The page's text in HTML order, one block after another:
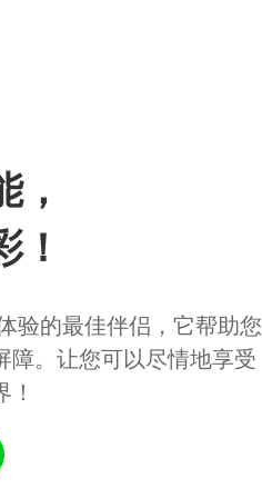
验的最佳伴侣，它帮助您
障。让您可以尽情地享受